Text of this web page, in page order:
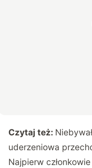
Czytaj też:
uderzeniowa
Najpierw